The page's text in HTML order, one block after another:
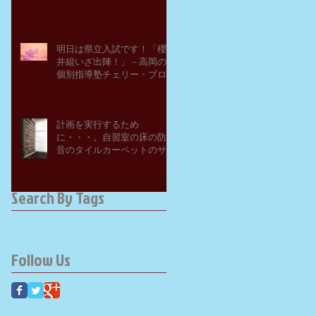
明日は県立入試です！「櫻
井組いざ出陣！」－高岡の
個別指導塾チェリー・ブロ
計画を実行するため
に・・・。自習室の床の防
音のタイルカーペットのサ
Search By Tags
Follow Us